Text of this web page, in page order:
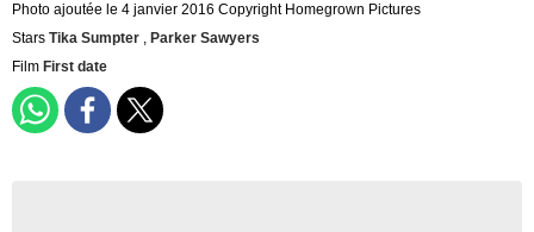
Photo ajoutée le 4 janvier 2016 Copyright Homegrown Pictures
Stars Tika Sumpter , Parker Sawyers
Film First date